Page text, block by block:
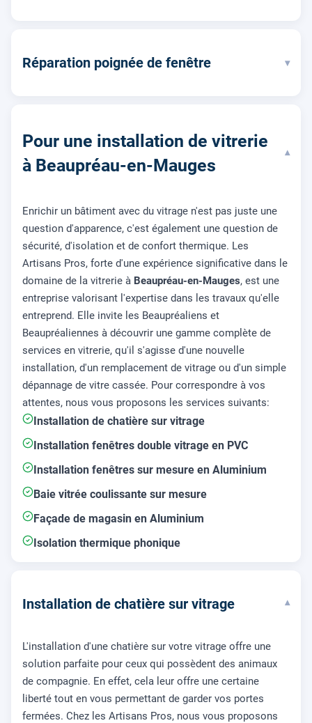
Réparation poignée de fenêtre ▾
Pour une installation de vitrerie
à Beaupréau-en-Mauges
▾
Enrichir un bâtiment avec du vitrage n'est pas juste une
question d'apparence, c'est également une question de
sécurité, d'isolation et de confort thermique. Les
Artisans Pros, forte d'une expérience significative dans le
domaine de la vitrerie à Beaupréau-en-Mauges, est une
entreprise valorisant l'expertise dans les travaux qu'elle
entreprend. Elle invite les Beaupréaliens et
Beaupréaliennes à découvrir une gamme complète de
services en vitrerie, qu'il s'agisse d'une nouvelle
installation, d'un remplacement de vitrage ou d'un simple
dépannage de vitre cassée. Pour correspondre à vos
attentes, nous vous proposons les services suivants:
Installation de chatière sur vitrage
Installation fenêtres double vitrage en PVC
Installation fenêtres sur mesure en Aluminium
Baie vitrée coulissante sur mesure
Façade de magasin en Aluminium
Isolation thermique phonique
Installation de chatière sur vitrage ▾
L'installation d'une chatière sur votre vitrage offre une
solution parfaite pour ceux qui possèdent des animaux
de compagnie. En effet, cela leur offre une certaine
liberté tout en vous permettant de garder vos portes
fermées. Chez les Artisans Pros, nous vous proposons